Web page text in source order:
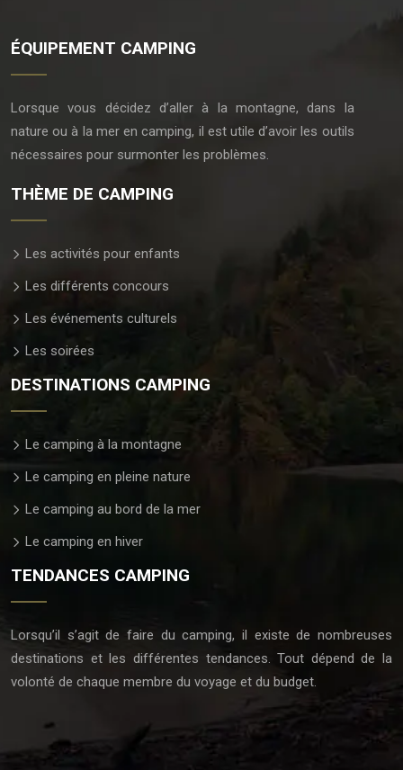
ÉQUIPEMENT CAMPING
Lorsque vous décidez d’aller à la montagne, dans la
nature ou à la mer en camping, il est utile d’avoir les outils
nécessaires pour surmonter les problèmes.
THÈME DE CAMPING
Les activités pour enfants
Les différents concours
Les événements culturels
Les soirées
DESTINATIONS CAMPING
Le camping à la montagne
Le camping en pleine nature
Le camping au bord de la mer
Le camping en hiver
TENDANCES CAMPING
Lorsqu’il s’agit de faire du camping, il existe de nombreuses
destinations et les différentes tendances. Tout dépend de la
volonté de chaque membre du voyage et du budget.